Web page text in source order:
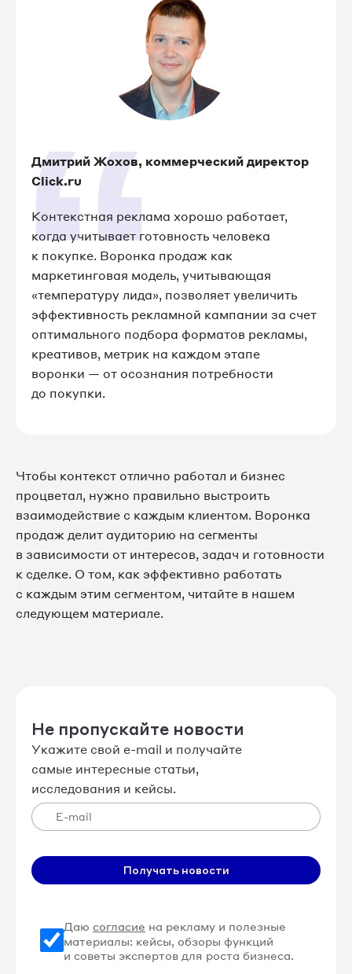
Дмитрий Жохов, коммерческий директор
Click.ru
Контекстная реклама хорошо работает,
когда учитывает готовность человека
к покупке. Воронка продаж как
маркетинговая модель, учитывающая
«температуру лида», позволяет увеличить
эффективность рекламной кампании за счет
оптимального подбора форматов рекламы,
креативов, метрик на каждом этапе
воронки — от осознания потребности
до покупки.
Чтобы контекст отлично работал и бизнес
процветал, нужно правильно выстроить
взаимодействие с каждым клиентом. Воронка
продаж делит аудиторию на сегменты
в зависимости от интересов, задач и готовности
к сделке. О том, как эффективно работать
с каждым этим сегментом, читайте в нашем
следующем материале.
Не пропускайте новости
Укажите свой e-mail и получайте
самые интересные статьи,
исследования и кейсы.
Получать новости
Даю согласие на рекламу и полезные
материалы: кейсы, обзоры функций
и советы экспертов для роста бизнеса.